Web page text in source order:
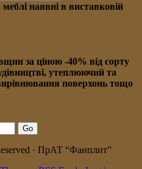
наявні в виставковій
за ціною -40% від сорту
утеплюючий та
поверхонь тощо
· ПрАТ “Фанплит”